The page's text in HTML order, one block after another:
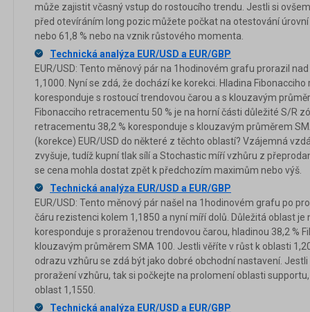
může zajistit včasný vstup do rostoucího trendu. Jestli si
před otevíráním long pozic můžete počkat na otestování
nebo 61,8 % nebo na vznik růstového momenta.
Technická analýza EUR/USD a EUR/GBP
EUR/USD: Tento měnový pár na 1hodinovém grafu prorazil
1,1000. Nyní se zdá, že dochází ke korekci. Hladina
koresponduje s rostoucí trendovou čarou a s klouzavým
Fibonacciho retracementu 50 % je na horní části důležité S/R
retracementu 38,2 % koresponduje s klouzavým průměrem
(korekce) EUR/USD do některé z těchto oblastí? Vzájemná
zvyšuje, tudíž kupní tlak sílí a Stochastic míří vzhůru z
se cena mohla dostat zpět k předchozím maximům nebo výš.
Technická analýza EUR/USD a EUR/GBP
EUR/USD: Tento měnový pár našel na 1hodinovém grafu po
čáru rezistenci kolem 1,1850 a nyní míří dolů. Důležitá oblast je
koresponduje s proraženou trendovou čarou, hladinou 38,2 %
klouzavým průměrem SMA 100. Jestli věříte v růst k oblasti
odrazu vzhůru se zdá být jako dobré obchodní nastavení.
proražení vzhůru, tak si počkejte na prolomení oblasti
oblast 1,1550.
Technická analýza EUR/USD a EUR/GBP